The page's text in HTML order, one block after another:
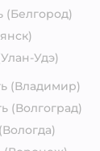
(Белгород)
Удэ)
(Владимир)
(Волгоград)
(Вологда)